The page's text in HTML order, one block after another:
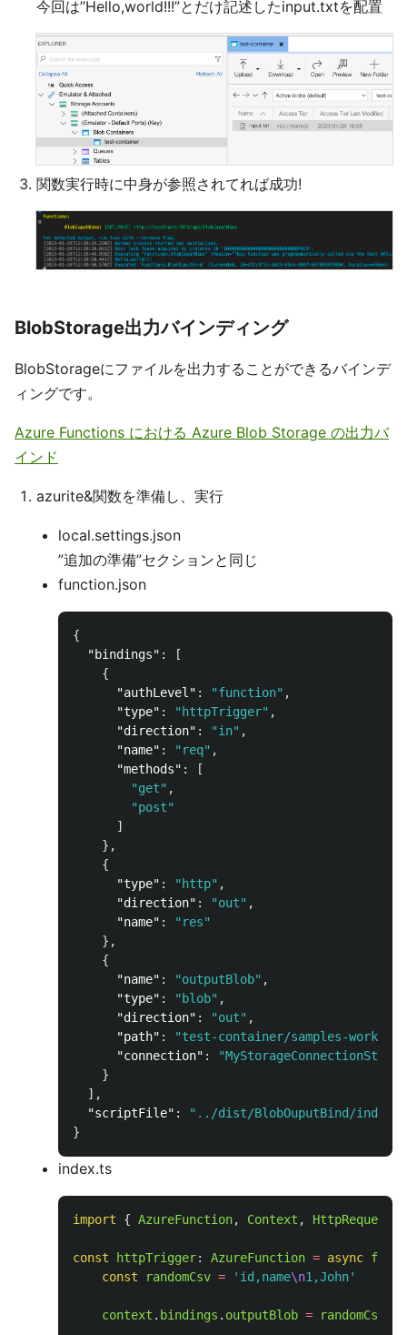
今回は”Hello,world!!!”とだけ記述したinput.txtを配置
関数実行時に中身が参照されてれば成功!
BlobStorage出力バインディング
BlobStorageにファイルを出力することができるバインデ
ィングです。
Azure Functions における Azure Blob Storage の出力バ
インド
azurite&関数を準備し、実行
local.settings.json
”追加の準備”セクションと同じ
function.json
{
"bindings" :
[
{
"authLevel" : "function" ,
"type" : "httpTrigger" ,
"direction" : "in" ,
"name" : "req" ,
"methods" :
[
"get" ,
"post"
]
},
{
"type" : "http" ,
"direction" : "out" ,
"name" :
"res"
},
{
"name" : "outputBlob" ,
"type" : "blob" ,
"direction" : "out" ,
"path" :
"test-container/samples-
"connection" :
}
],
"scriptFile" :
"../dist/BlobOuputBind/
}
index.ts
import { AzureFunction, Context , HttpRequest
const httpTrigger: AzureFunction = async
const
randomCsv = ' id,name\n1,John'
context . bindings . outputBlob = randomCsv